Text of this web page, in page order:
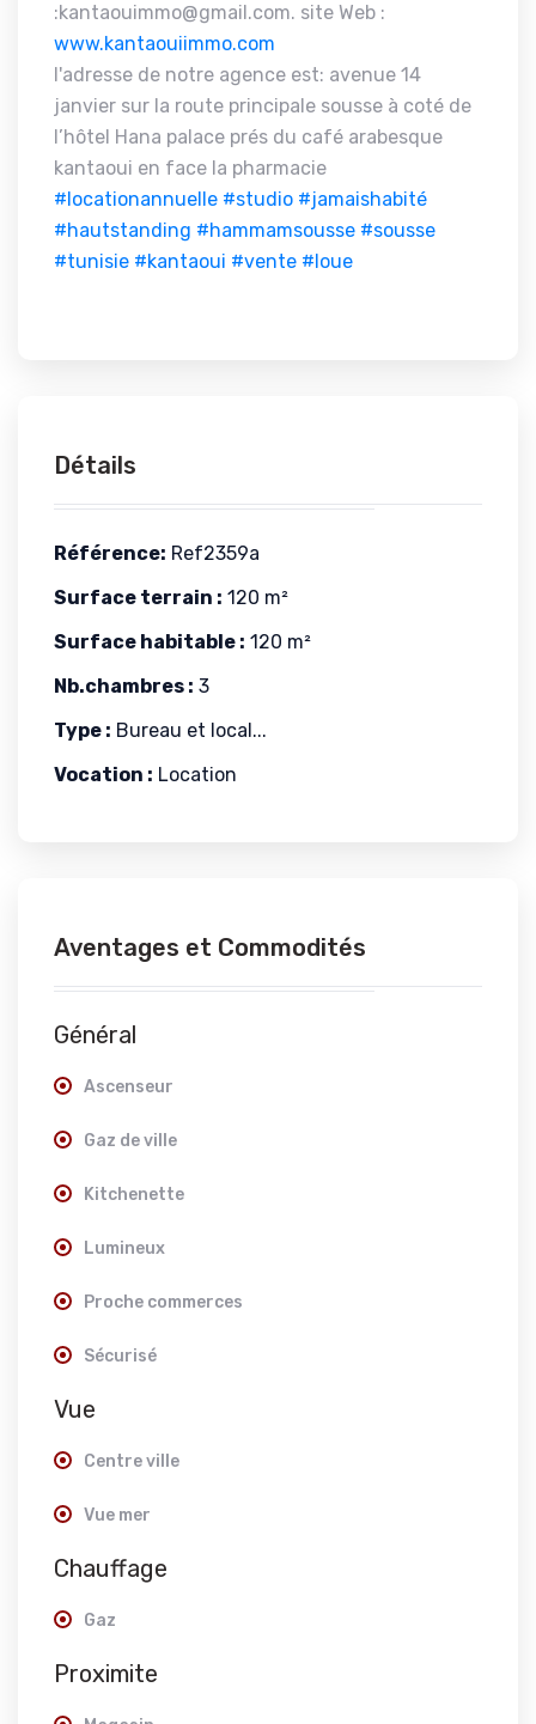
:kantaouimmo@gmail.com. site Web :
www.kantaouiimmo.com
l'adresse de notre agence est: avenue 14
janvier sur la route principale sousse à coté de
l’hôtel Hana palace prés du café arabesque
kantaoui en face la pharmacie
#locationannuelle #studio #jamaishabité
#hautstanding #hammamsousse #sousse
#tunisie #kantaoui #vente #loue
Détails
Référence: Ref2359a
Surface terrain : 120 m²
Surface habitable : 120 m²
Nb.chambres : 3
Type : Bureau et local...
Vocation : Location
Aventages et Commodités
Général
Ascenseur
Gaz de ville
Kitchenette
Lumineux
Proche commerces
Sécurisé
Vue
Centre ville
Vue mer
Chauffage
Gaz
Proximite